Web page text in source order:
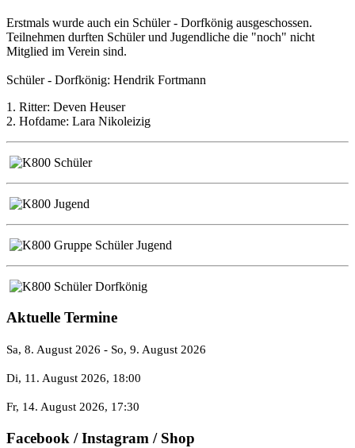
Erstmals wurde auch ein Schüler - Dorfkönig ausgeschossen.
Teilnehmen durften Schüler und Jugendliche die "noch" nicht
Mitglied im Verein sind.
Schüler - Dorfkönig: Hendrik Fortmann
1. Ritter: Deven Heuser
2. Hofdame: Lara Nikoleizig
Aktuelle Termine
Sa, 8. August 2026 - So, 9. August 2026
Di, 11. August 2026, 18:00
Fr, 14. August 2026, 17:30
Facebook / Instagram / Shop